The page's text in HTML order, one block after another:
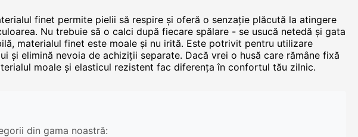
finet permite pielii să respire și oferă o senzație plăcută la atingere
Nu trebuie să o calci după fiecare spălare - se usucă netedă și gata
materialul finet este moale și nu irită. Este potrivit pentru utilizare
și elimină nevoia de achiziții separate. Dacă vrei o husă care rămâne fixă
moale și elasticul rezistent fac diferența în confortul tău zilnic.
din gama noastră: